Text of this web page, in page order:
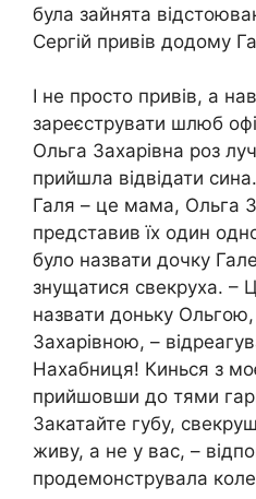
була зайнята
Сергій привів додому
І не просто привів, а
зареєструвати шлюб
Ольга Захарівна роз
прийшла відвідати
Галя – це мама, Ольга
представив їх один
було назвати дочку
знущатися свекруха. –
назвати доньку
Захарівною, –
Нахабниця! Кинься з
прийшовши до тями
Закатайте губу,
живу, а не у вас, –
продемонструвала